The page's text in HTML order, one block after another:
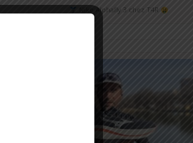
Nike Alphafly 3 chez T4R